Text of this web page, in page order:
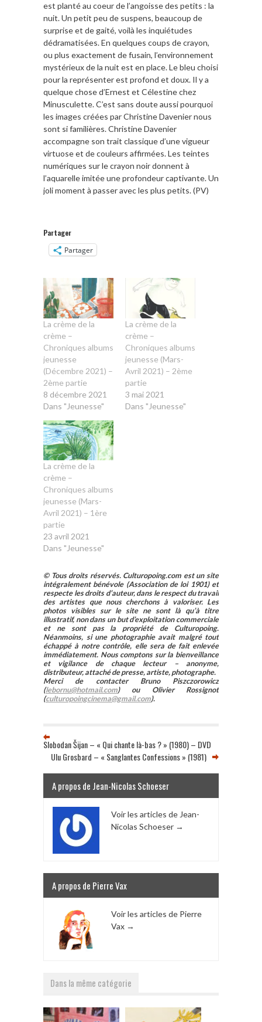
est planté au coeur de l’angoisse des petits : la
nuit. Un petit peu de suspens, beaucoup de
surprise et de gaité, voilà les inquiétudes
dédramatisées. En quelques coups de crayon,
ou plus exactement de fusain, l’environnement
mystérieux de la nuit est en place. Le bleu choisi
pour la représenter est profond et doux. Il y a
quelque chose d’Ernest et Célestine chez
Minusculette. C’est sans doute aussi pourquoi
les images créées par Christine Davenier nous
sont si familières. Christine Davenier
accompagne son trait classique d’une vigueur
virtuose et de couleurs affirmées. Les teintes
numériques sur le crayon noir donnent à
l’aquarelle imitée une profondeur captivante. Un
joli moment à passer avec les plus petits. (PV)
Partager
Partager
La crème de la
crème –
Chroniques albums
jeunesse
(Décembre 2021) –
2ème partie
8 décembre 2021
Dans "Jeunesse"
La crème de la
crème –
Chroniques albums
jeunesse (Mars-
Avril 2021) – 2ème
partie
3 mai 2021
Dans "Jeunesse"
La crème de la
crème –
Chroniques albums
jeunesse (Mars-
Avril 2021) – 1ère
partie
23 avril 2021
Dans "Jeunesse"
© Tous droits réservés. Culturopoing.com est un site
intégralement bénévole (Association de loi 1901) et
respecte les droits d’auteur, dans le respect du travail
des artistes que nous cherchons à valoriser. Les
photos visibles sur le site ne sont là qu’à titre
illustratif, non dans un but d’exploitation commerciale
et ne sont pas la propriété de Culturopoing.
Néanmoins, si une photographie avait malgré tout
échappé à notre contrôle, elle sera de fait enlevée
immédiatement. Nous comptons sur la bienveillance
et vigilance de chaque lecteur – anonyme,
distributeur, attaché de presse, artiste, photographe.
Merci de contacter Bruno Piszczorowicz
(lebornu@hotmail.com) ou Olivier Rossignot
(culturopoingcinema@gmail.com).
Slobodan Šijan – « Qui chante là-bas ? » (1980) – DVD
Ulu Grosbard – « Sanglantes Confessions » (1981)
A propos de Jean-Nicolas Schoeser
Voir les articles de Jean-
Nicolas Schoeser →
A propos de Pierre Vax
Voir les articles de Pierre
Vax →
Dans la même catégorie